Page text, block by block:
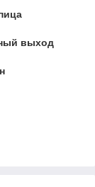
выход